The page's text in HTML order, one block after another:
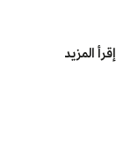
إقرأ المزيد